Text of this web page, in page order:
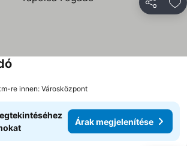
re innen: Városközpont
Árak megjelenítése